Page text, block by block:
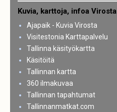
Kuvia, karttoja, infoa Virosta
Ajapaik - Kuvia Virosta
Visitestonia Karttapalvelu
Tallinna käsityökartta
Käsitöitä
Tallinnan kartta
360 ilmakuvaa
Tallinnan tapahtumat
Tallinnanmatkat.com